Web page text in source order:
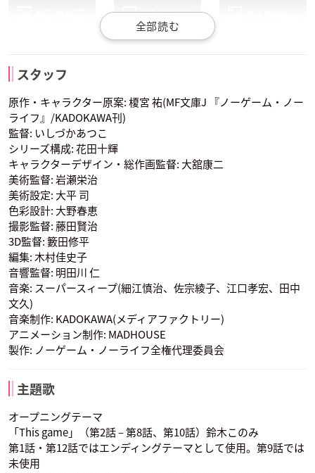
巫女
ジブリール
声優：能登麻美子
初瀬いづな
声優：沢城みゆき
スタッフ
原作・キャラクター原案: 榎宮 祐(MF文庫J 『ノーゲーム・ノー
ライフ』/KADOKAWA刊)
監督: いしづかあつこ
シリーズ構成: 花田十輝
キャラクターデザイン・総作画監督: 大舘康二
美術監督: 岩瀬栄治
美術設定: 大平 司
色彩設計: 大野春恵
撮影監督: 藤田賢治
3D監督: 籔田修平
編集: 木村佳史子
音響監督: 明田川 仁
音楽: スーパースィープ(細江慎治、佐宗綾子、江口孝宏、田中
文久)
音楽制作: KADOKAWA(メディアファクトリー)
アニメーション制作: MADHOUSE
製作: ノーゲーム・ノーライフ全権代理委員会
主題歌
オープニングテーマ
「This game」（第2話 – 第8話、第10話）鈴木このみ
第1話・第12話ではエンディングテーマとして使用。第9話では
未使用